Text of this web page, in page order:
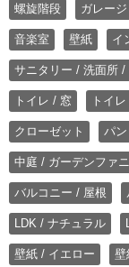
螺旋階段 ガレージ
音楽室 壁紙 イ
サニタリー / 洗面所 /
トイレ / 窓 トイ
クローゼット パ
中庭 / ガーデンファ
バルコニー / 屋根
LDK / ナチュラル
壁紙 / イエロー 壁